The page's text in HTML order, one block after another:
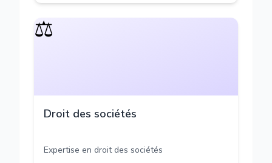
⚖️
Droit des sociétés
Expertise en droit des sociétés